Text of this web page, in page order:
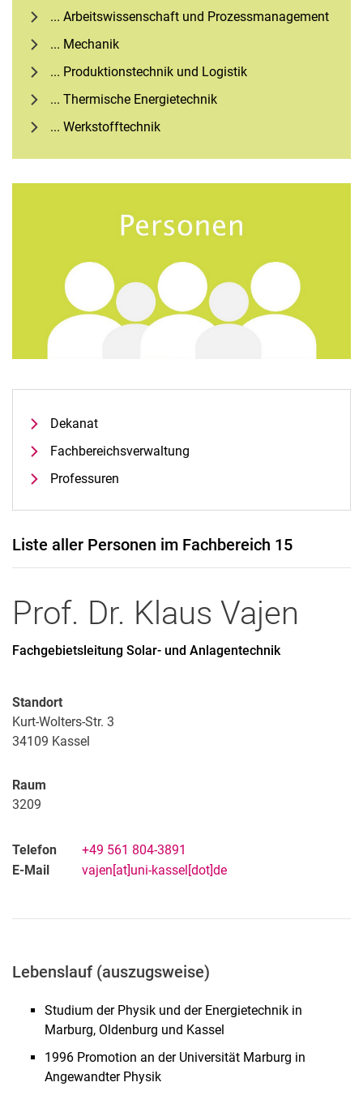
... Ar­beits­wis­sen­schaft und Pro­zess­ma­nage­ment
... Mechanik
... Produktionstechnik und Logistik
... Thermische Energietechnik
... Werkstofftechnik
Dekanat
Fach­be­reichs­ver­wal­tung
Professuren
Liste aller Personen im Fachbereich 15
Prof. Dr. Klaus Vajen
Fachgebietsleitung Solar- und Anlagentechnik
Standort
Kurt-Wolters-Str. 3
34109 Kassel
Raum
3209
Telefon
+49 561 804-3891
E-Mail
vajen[at]uni-kassel[dot]de
Lebenslauf (auszugsweise)
Studium der Physik und der Energietechnik in
Marburg, Oldenburg und Kassel
1996 Promotion an der Universität Marburg in
Angewandter Physik